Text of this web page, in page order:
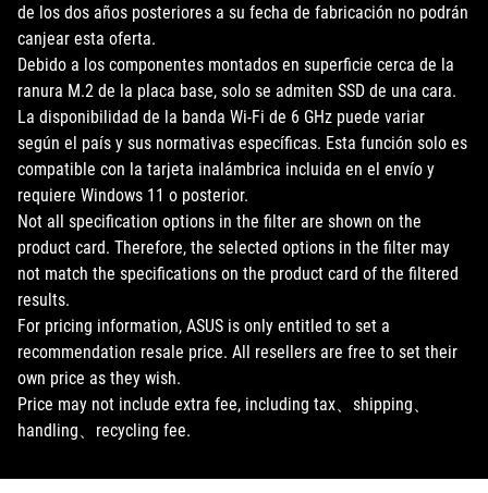
de los dos años posteriores a su fecha de fabricación no podrán
canjear esta oferta.
Debido a los componentes montados en superficie cerca de la
ranura M.2 de la placa base, solo se admiten SSD de una cara.
La disponibilidad de la banda Wi-Fi de 6 GHz puede variar
según el país y sus normativas específicas. Esta función solo es
compatible con la tarjeta inalámbrica incluida en el envío y
requiere Windows 11 o posterior.
Not all specification options in the filter are shown on the
product card. Therefore, the selected options in the filter may
not match the specifications on the product card of the filtered
results.
For pricing information, ASUS is only entitled to set a
recommendation resale price. All resellers are free to set their
own price as they wish.
Price may not include extra fee, including tax、shipping、
handling、recycling fee.